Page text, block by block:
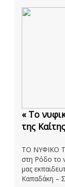
« Το
της
ΤΟ ΝΥΦΙΚΟ
στη Ρόδο το
μας
Καπαδάκη –